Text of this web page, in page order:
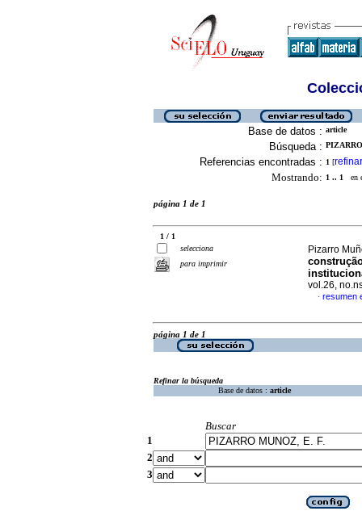
Base de datos : article
Búsqueda :
Referencias encontradas : 1 [refinar
Mostrando: 1 .. 1 en
página 1 de 1
1 / 1
selecciona
para imprimir
Pizarro
vol.26,
· resumen
página 1 de 1
Refinar la búsqueda
Base de datos : article
Buscar
1
2
3